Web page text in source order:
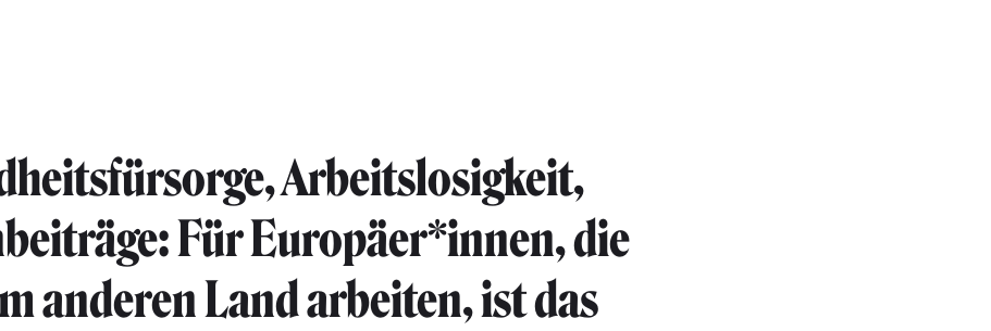
Arbeitslosigkeit,
Für Europäer*innen, die
anderen Land arbeiten, ist das